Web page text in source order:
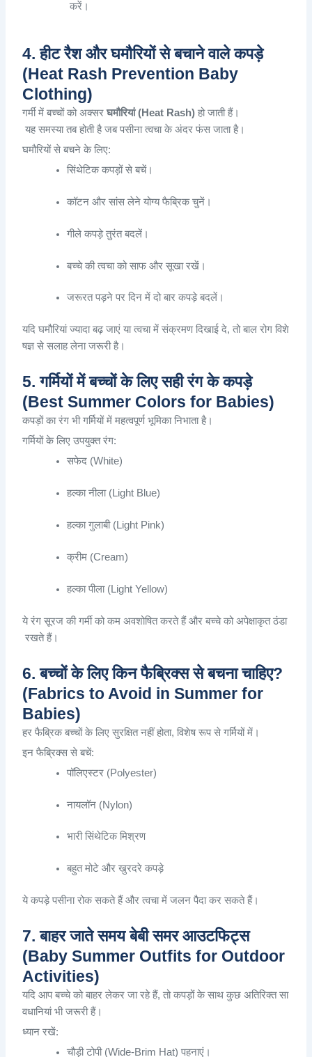
करें ।
4. हीट रैश और घमौरियों से बचाने वाले कपड़े
(Heat Rash Prevention Baby
Clothing)
गर्मी में बच्चों को अक्सर घमौरियां(Heat Rash) हो जाती हैं।
यह समस्या तब होती है जब पसीना त्वचा के अंदर फंस जाता है।
घमौरियों से बचने के लिए:
सिंथेटिक कपड़ों से बचें।
कॉटन और सांस लेने योग्य फैब्रिक चुनें ।
गीले कपड़े तुरंत बदलें ।
बच्चे की त्वचा को साफ और सूखा रखें ।
जरूरत पड़ने पर दिन में दो बार कपड़े बदलें ।
यदि घमौरियां ज्यादा बढ़ जाएं या त्वचा में संक्रमण दिखाई दे,तो बाल रोग विशे
षज्ञ से सलाह लेना जरूरी है।
5. गर्मियों में बच्चों के लिए सही रंग के कपड़े
(Best Summer Colors for Babies)
कपड़ों का रंग भी गर्मियों में महत्वपूर्ण भूमिका निभाता है।
गर्मियों के लिए उपयुक्त रंग:
सफेद (White)
हल्का नीला(Light Blue)
हल्का गुलाबी(Light Pink)
क्रीम (Cream)
हल्का पीला(Light Yellow)
ये रंग सूरज की गर्मी को कम अवशोषित करते हैं और बच्चे को अपेक्षाकृत ठंडा
रखते हैं।
6. बच्चों के लिए किन फैब्रिक्स से बचना चाहिए?
(Fabrics to Avoid in Summer for
Babies)
हर फैब्रिक बच्चों के लिए सुरक्षित नहीं होता,विशेष रूप से गर्मियों में ।
इन फैब्रिक्स से बचें:
पॉलिएस्टर (Polyester)
नायलॉन (Nylon)
भारी सिंथेटिक मिश्रण
बहुत मोटे और खुरदरे कपड़े
ये कपड़े पसीना रोक सकते हैं और त्वचा में जलन पैदा कर सकते हैं।
7. बाहर जाते समय बेबी समर आउटफिट्स
(Baby Summer Outfits for Outdoor
Activities)
यदि आप बच्चे को बाहर लेकर जा रहे हैं,तो कपड़ों के साथ कुछ अतिरिक्त सा
वधानियां भी जरूरी हैं।
ध्यान रखें:
चौड़ी टोपी(Wide-Brim Hat)पहनाएं ।